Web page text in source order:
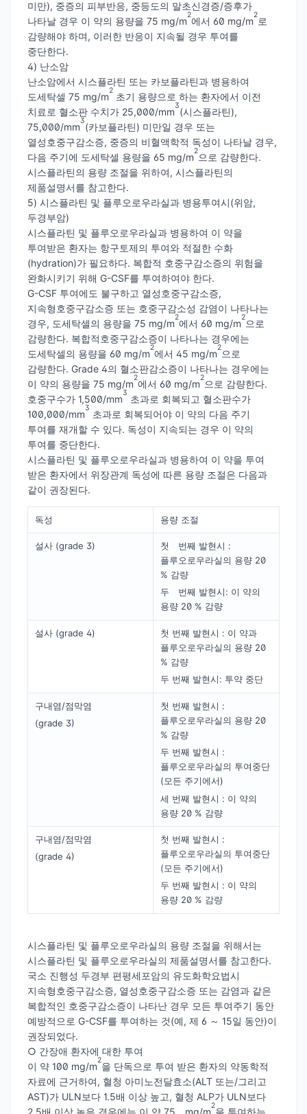
미만), 중증의 피부반응, 중등도의 말초신경증/증후가
나타날 경우 이 약의 용량을 75 mg/m
2
에서 60 mg/m
2
로
감량해야 하며, 이러한 반응이 지속될 경우 투여를
중단한다.
4) 난소암
난소암에서 시스플라틴 또는 카보플라틴과 병용하여
도세탁셀 75 mg/m
2
초기 용량으로 하는 환자에서 이전
치료로 혈소판 수치가 25,000/mm
3
(시스플라틴),
75,000/mm
3
(카보플라틴) 미만일 경우 또는
열성호중구감소증, 중증의 비혈액학적 독성이 나타날 경우,
다음 주기에 도세탁셀 용량을 65 mg/m
2
으로 감량한다.
시스플라틴의 용량 조절을 위하여, 시스플라틴의
제품설명서를 참고한다.
5) 시스플라틴 및 플루오로우라실과 병용투여시(위암,
두경부암)
시스플라틴 및 플루오로우라실과 병용하여 이 약을
투여받은 환자는 항구토제의 투여와 적절한 수화
(hydration)가 필요하다. 복합적 호중구감소증의 위험을
완화시키기 위해 G-CSF를 투여하여야 한다.
G-CSF 투여에도 불구하고 열성호중구감소증,
지속형호중구감소증 또는 호중구감소성 감염이 나타나는
경우, 도세탁셀의 용량을 75 mg/m
2
에서 60 mg/m
2
으로
감량한다. 복합적호중구감소증이 나타나는 경우에는
도세탁셀의 용량을 60 mg/m
2
에서 45 mg/m
2
으로
감량한다. Grade 4의 혈소판감소증이 나타나는 경우에는
이 약의 용량을 75 mg/m
2
에서 60 mg/m
2
으로 감량한다.
호중구수가 1,500/mm
3
초과로 회복되고 혈소판수가
100,000/mm
3
초과로 회복되어야 이 약의 다음 주기
투여를 재개할 수 있다. 독성이 지속되는 경우 이 약의
투여를 중단한다.
시스플라틴 및 플루오로우라실과 병용하여 이 약을 투여
받은 환자에서 위장관계 독성에 따른 용량 조절은 다음과
같이 권장된다.
독성 용량 조절
설사 (grade 3)
첫 번째 발현시 :
플루오로우라실의 용량 20
% 감량
두 번째 발현시: 이 약의
용량 20 % 감량
설사 (grade 4)
첫 번째 발현시 : 이 약과
플루오로우라실의 용량 20
% 감량
두 번째 발현시: 투약 중단
구내염/점막염
(grade 3)
첫 번째 발현시 :
플루오로우라실의 용량 20
% 감량
두 번째 발현시 :
플루오로우라실의 투여중단
(모든 주기에서)
세 번째 발현시 : 이 약의
용량 20 % 감량
구내염/점막염
(grade 4)
첫 번째 발현시 :
플루오로우라실의 투여중단
(모든 주기에서)
두 번째 발현시 : 이 약의
용량 20 % 감량
시스플라틴 및 플루오로우라실의 용량 조절을 위해서는
시스플라틴 및 플루오로우라실의 제품설명서를 참고한다.
국소 진행성 두경부 편평세포암의 유도화학요법시
지속형호중구감소증, 열성호중구감소증 또는 감염과 같은
복합적인 호중구감소증이 나타난 경우 모든 투여주기 동안
예방적으로 G-CSF를 투여하는 것(예, 제 6 ～ 15일 동안)이
권장되었다.
○ 간장애 환자에 대한 투여
이 약 100 mg/m
2
을 단독으로 투여 받은 환자의 약동학적
자료에 근거하여, 혈청 아미노전달효소(ALT 또는/그리고
AST)가 ULN보다 1.5배 이상 높고, 혈청 ALP가 ULN보다
2.5배 이상 높은 경우에는 이 약 75 mg/m
2
을 투여하는